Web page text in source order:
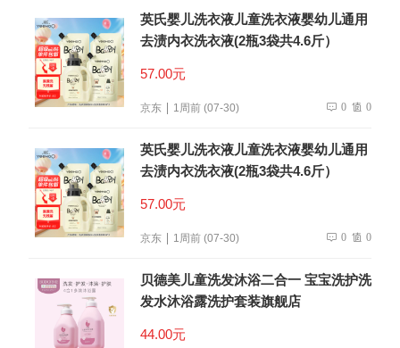
英氏婴儿洗衣液儿童洗衣液婴幼儿通用
去渍内衣洗衣液(2瓶3袋共4.6斤）
57.00元
京东 1周前 (07-30) 0 0
英氏婴儿洗衣液儿童洗衣液婴幼儿通用
去渍内衣洗衣液(2瓶3袋共4.6斤）
57.00元
京东 1周前 (07-30) 0 0
贝德美儿童洗发沐浴二合一 宝宝洗护洗
发水沐浴露洗护套装旗舰店
44.00元